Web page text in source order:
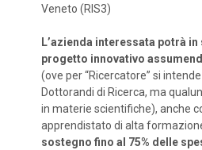
Veneto (RIS3)
L’azienda interessata potrà
progetto innovativo
(ove per “Ricercatore” si
Dottorandi di Ricerca, ma
in materie scientifiche), anche
apprendistato di alta
sostegno fino al 75% delle